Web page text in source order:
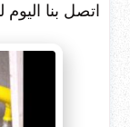
اتصل بنا